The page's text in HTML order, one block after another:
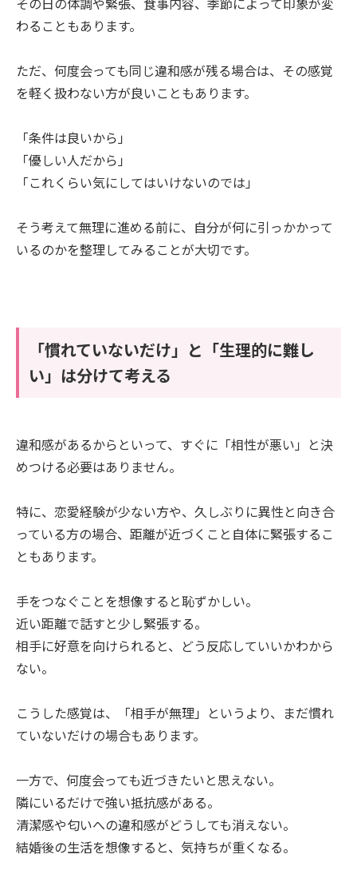
わることもあります。
ただ、何度会っても同じ違和感が残る場合は、その感覚
を軽く扱わない方が良いこともあります。
「条件は良いから」
「優しい人だから」
「これくらい気にしてはいけないのでは」
そう考えて無理に進める前に、自分が何に引っかかって
いるのかを整理してみることが大切です。
「慣れていないだけ」と「生理的に難し
い」は分けて考える
違和感があるからといって、すぐに「相性が悪い」と決
めつける必要はありません。
特に、恋愛経験が少ない方や、久しぶりに異性と向き合
っている方の場合、距離が近づくこと自体に緊張するこ
ともあります。
手をつなぐことを想像すると恥ずかしい。
近い距離で話すと少し緊張する。
相手に好意を向けられると、どう反応していいかわから
ない。
こうした感覚は、「相手が無理」というより、まだ慣れ
ていないだけの場合もあります。
一方で、何度会っても近づきたいと思えない。
隣にいるだけで強い抵抗感がある。
清潔感や匂いへの違和感がどうしても消えない。
結婚後の生活を想像すると、気持ちが重くなる。